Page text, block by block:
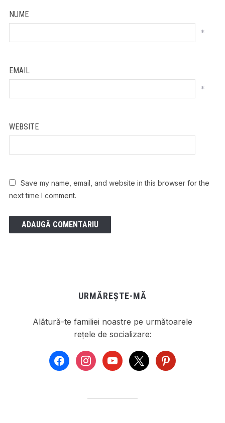
NUME
*
EMAIL
*
WEBSITE
Save my name, email, and website in this browser for the
next time I comment.
URMĂREȘTE-MĂ
Alătură-te familiei noastre pe următoarele
rețele de socializare:
facebookinstagramyoutube
x pinterest